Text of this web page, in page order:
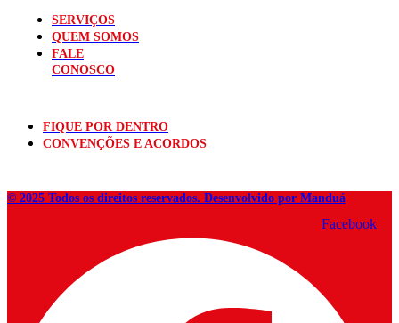
SERVIÇOS
QUEM SOMOS
FALE
CONOSCO
FIQUE POR DENTRO
CONVENÇÕES E ACORDOS
© 2025 Todos os direitos reservados. Desenvolvido por Manduá
Facebook